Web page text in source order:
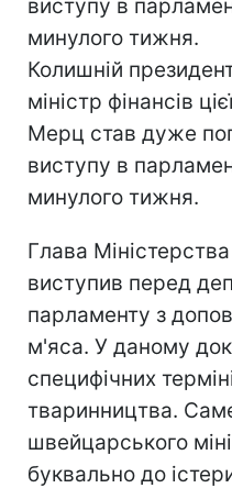
виступу в
минулого тижня.
Колишній
міністр фінансів
Мерц став дуже
виступу в
минулого тижня.
Глава
виступив перед
парламенту з
м'яса. У даному
специфічних
тваринництва.
швейцарського
буквально до